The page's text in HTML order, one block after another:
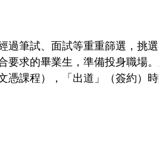
過筆試、面試等重重篩選，挑
要求的畢業生，準備投身職場
課程），「出道」（簽約）時